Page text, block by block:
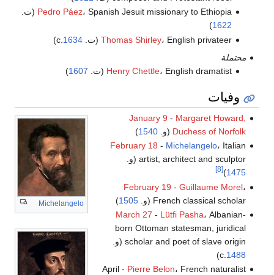
Pedro Páez، Spanish Jesuit missionary to Ethiopia (ت.
1622
)
Thomas Shirley، English privateer (ت. c. 1634
)
محتملة
Henry Chettle، English dramatist (ت. 1607
)
وفيات
Michelangelo
January 9 - Margaret Howard,
Duchess of Norfolk (و.1540
)
February 18 - Michelangelo، Italian
artist, architect and sculptor (و.
1475
)
[8]
February 19 - Guillaume Morel،
French classical scholar (و.
1505
)
March 27 - Lütfi Pasha، Albanian-
born Ottoman statesman, juridical
scholar and poet of slave origin (و.
c. 1488
)
April - Pierre Belon، French naturalist